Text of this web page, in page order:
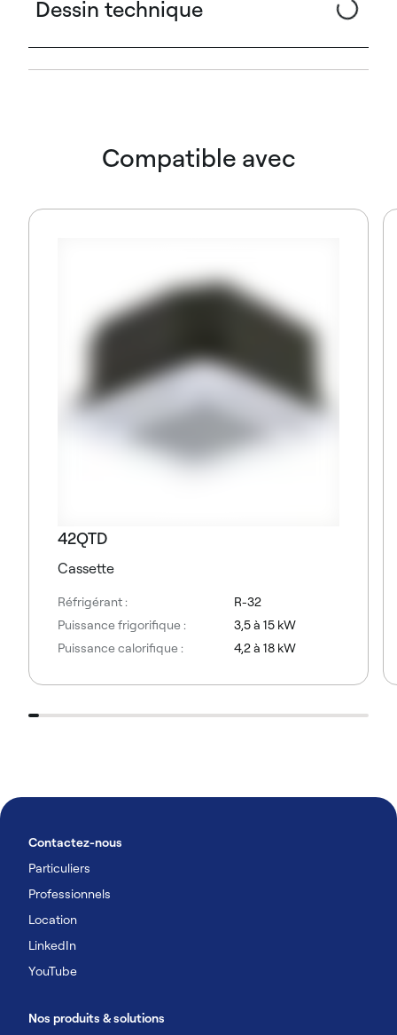
Dessin technique
Compatible avec
42QTD
Cassette
Réfrigérant :
R-32
Puissance frigorifique :
3,5 à 15 kW
Puissance calorifique :
4,2 à 18 kW
Contactez-nous
Particuliers
Professionnels
Location
LinkedIn
YouTube
Nos produits & solutions